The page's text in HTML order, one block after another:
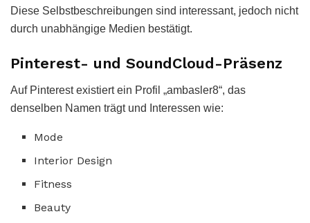
Diese Selbstbeschreibungen sind interessant, jedoch nicht
durch unabhängige Medien bestätigt.
Pinterest- und SoundCloud-Präsenz
Auf Pinterest existiert ein Profil „ambasler8“, das
denselben Namen trägt und Interessen wie:
Mode
Interior Design
Fitness
Beauty